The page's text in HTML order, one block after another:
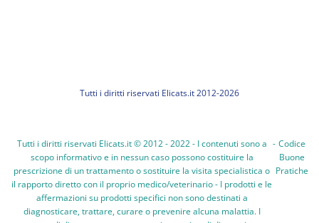
Tutti i diritti riservati Elicats.it 2012-2026
Tutti i diritti riservati Elicats.it © 2012 - 2022 - I contenuti sono a
scopo informativo e in nessun caso possono costituire la
prescrizione di un trattamento o sostituire la visita specialistica o
il rapporto diretto con il proprio medico/veterinario - I prodotti e le
affermazioni su prodotti specifici non sono destinati a
diagnosticare, trattare, curare o prevenire alcuna malattia. I
- Codice
Buone
Pratiche